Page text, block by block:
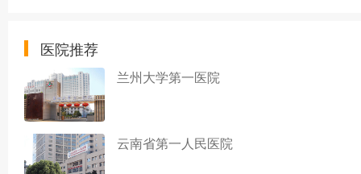
医院推荐
兰州大学第一医院
云南省第一人民医院